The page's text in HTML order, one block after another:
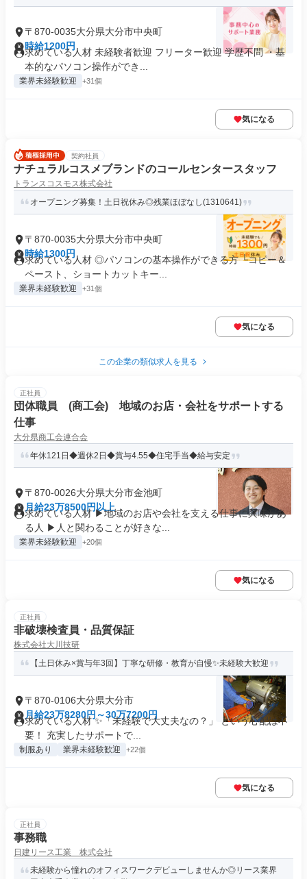
〒870-0035大分県大分市中央町
時給1200円
求めている人材 未経験者歓迎 フリーター歓迎 学歴不問 ・基
本的なパソコン操作ができ...
業界未経験歓迎 +31個
気になる
契約社員
ナチュラルコスメブランドのコールセンタースタッフ
トランスコスモス株式会社
オープニング募集！土日祝休み◎残業ほぼなし(1310641)
〒870-0035大分県大分市中央町
時給1300円
求めている人材 ◎パソコンの基本操作ができる方 └コピー＆
ペースト、ショートカットキー...
業界未経験歓迎 +31個
気になる
この企業の類似求人を見る
正社員
団体職員 (商工会) 地域のお店・会社をサポートする
仕事
大分県商工会連合会
年休121日◆週休2日◆賞与4.55◆住宅手当◆給与安定
〒870-0026大分県大分市金池町
月給23万8500円以上
求めている人材 ▶地域のお店や会社を支える仕事に興味があ
る人 ▶人と関わることが好きな...
業界未経験歓迎 +20個
気になる
正社員
非破壊検査員・品質保証
株式会社大川技研
【土日休み×賞与年3回】丁寧な研修・教育が自慢✨未経験大歓迎
〒870-0106大分県大分市
月給23万8280円～30万7200円
求めている人材 ✨「未経験で大丈夫なの？」 という心配は不
要！ 充実したサポートで...
制服あり 業界未経験歓迎 +22個
気になる
正社員
事務職
日建リース工業 株式会社
未経験から憧れのオフィスワークデビューしませんか◎リース業界